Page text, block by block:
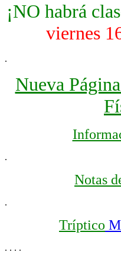
¡NO habrá
viernes
.
Nueva
.
Notas
.
Tríptico
. . . .